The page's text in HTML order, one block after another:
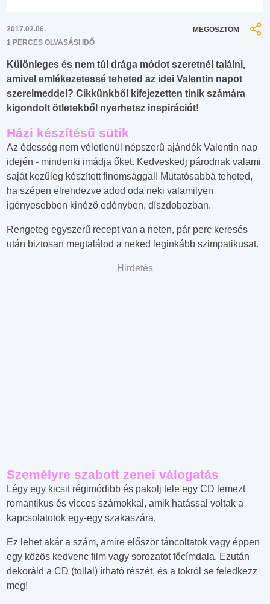
2017.02.06.
1 PERCES OLVASÁSI IDŐ
MEGOSZTOM
Különleges és nem túl drága módot szeretnél találni,
amivel emlékezetessé teheted az idei Valentin napot
szerelmeddel? Cikkünkből kifejezetten tinik számára
kigondolt ötletekből nyerhetsz inspirációt!
Házi készítésű sütik
Az édesség nem véletlenül népszerű ajándék Valentin nap
idején - mindenki imádja őket. Kedveskedj párodnak valami
saját kezűleg készített finomsággal! Mutatósabbá teheted,
ha szépen elrendezve adod oda neki valamilyen
igényesebben kinéző edényben, díszdobozban.
Rengeteg egyszerű recept van a neten, pár perc keresés
után biztosan megtalálod a neked leginkább szimpatikusat.
Hirdetés
Személyre szabott zenei válogatás
Légy egy kicsit régimódibb és pakolj tele egy CD lemezt
romantikus és vicces számokkal, amik hatással voltak a
kapcsolatotok egy-egy szakaszára.
Ez lehet akár a szám, amire először táncoltatok vagy éppen
egy közös kedvenc film vagy sorozatot főcímdala. Ezután
dekoráld a CD (tollal) írható részét, és a tokról se feledkezz
meg!